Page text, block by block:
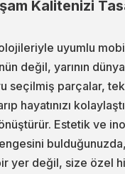
Kalitenizi
uyumlu
değil, yarının
seçilmiş parçalar,
hayatınızı
Estetik ve
bir yer değil, size özel